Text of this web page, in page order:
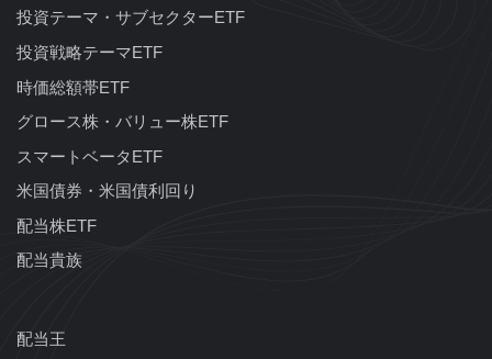
投資テーマ・サブセクターETF
投資戦略テーマETF
時価総額帯ETF
グロース株・バリュー株ETF
スマートベータETF
米国債券・米国債利回り
配当株ETF
配当貴族
配当王